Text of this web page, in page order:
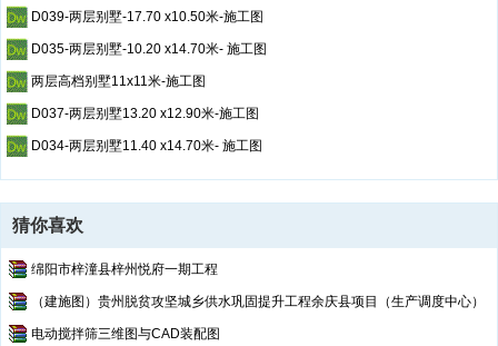
D039-两层别墅-17.70 x10.50米-施工图
D035-两层别墅-10.20 x14.70米- 施工图
两层高档别墅11x11米-施工图
D037-两层别墅13.20 x12.90米-施工图
D034-两层别墅11.40 x14.70米- 施工图
猜你喜欢
绵阳市梓潼县梓州悦府一期工程
（建施图）贵州脱贫攻坚城乡供水巩固提升工程余庆县项目（生产调度中心）
电动搅拌筛三维图与CAD装配图